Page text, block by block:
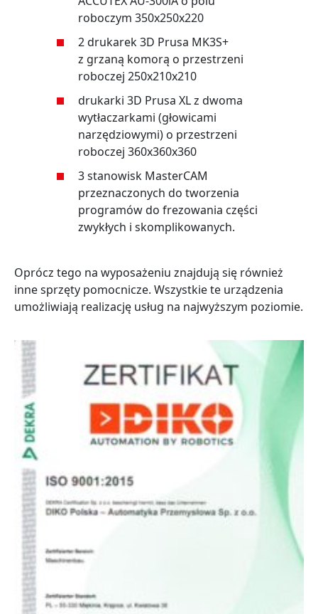
roboczym 350x250x220
2 drukarek 3D Prusa MK3S+
z grzaną komorą o przestrzeni
roboczej 250x210x210
drukarki 3D Prusa XL z dwoma
wytłaczarkami (głowicami
narzędziowymi) o przestrzeni
roboczej 360x360x360
3 stanowisk MasterCAM
przeznaczonych do tworzenia
programów do frezowania części
zwykłych i skomplikowanych.
Oprócz tego na wyposażeniu znajdują się również
inne sprzęty pomocnicze. Wszystkie te urządzenia
umożliwiają realizację usług na najwyższym poziomie.